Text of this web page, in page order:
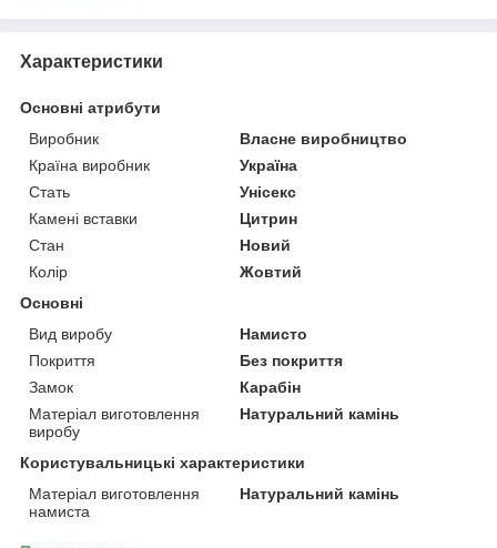
Характеристики
Основні атрибути
Виробник
Власне виробництво
Країна виробник
Україна
Стать
Унісекс
Камені вставки
Цитрин
Стан
Новий
Колір
Жовтий
Основні
Вид виробу
Намисто
Покриття
Без покриття
Замок
Карабін
Матеріал виготовлення
виробу
Натуральний камінь
Користувальницькі характеристики
Матеріал виготовлення
намиста
Натуральний камінь